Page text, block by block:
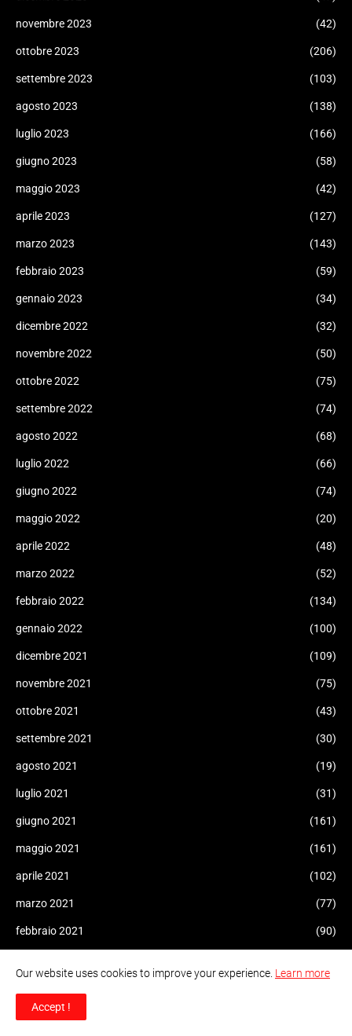
novembre 2023 (42)
ottobre 2023 (206)
settembre 2023 (103)
agosto 2023 (138)
luglio 2023 (166)
giugno 2023 (58)
maggio 2023 (42)
aprile 2023 (127)
marzo 2023 (143)
febbraio 2023 (59)
gennaio 2023 (34)
dicembre 2022 (32)
novembre 2022 (50)
ottobre 2022 (75)
settembre 2022 (74)
agosto 2022 (68)
luglio 2022 (66)
giugno 2022 (74)
maggio 2022 (20)
aprile 2022 (48)
marzo 2022 (52)
febbraio 2022 (134)
gennaio 2022 (100)
dicembre 2021 (109)
novembre 2021 (75)
ottobre 2021 (43)
settembre 2021 (30)
agosto 2021 (19)
luglio 2021 (31)
giugno 2021 (161)
maggio 2021 (161)
aprile 2021 (102)
marzo 2021 (77)
febbraio 2021 (90)
novembre 2020
Our website uses cookies to improve your experience. Learn more
Accept !